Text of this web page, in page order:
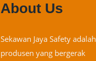
About Us
Sekawan Jaya Safety adalah
produsen yang bergerak